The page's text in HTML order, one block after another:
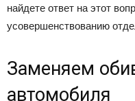
найдете ответ на этот
усовершенствованию
Заменяем
автомобиля